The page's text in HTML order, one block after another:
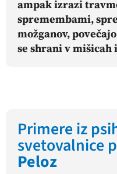
ampak izrazi
spremembami,
možganov,
se shrani v mišicah
Primere iz
svetovalnice
Peloz